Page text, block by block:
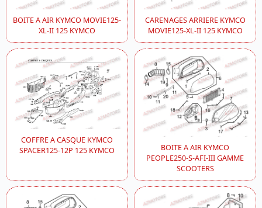
BOITE A AIR KYMCO MOVIE125-
XL-II 125 KYMCO
CARENAGES ARRIERE KYMCO
MOVIE125-XL-II 125 KYMCO
COFFRE A CASQUE KYMCO
SPACER125-12P 125 KYMCO
BOITE A AIR KYMCO
PEOPLE250-S-AFI-III GAMME
SCOOTERS